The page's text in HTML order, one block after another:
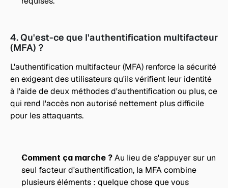
4. Qu'est-ce que l'authentification multifacteur
(MFA) ?
L'authentification multifacteur (MFA) renforce la sécurité
en exigeant des utilisateurs qu'ils vérifient leur identité
à l'aide de deux méthodes d'authentification ou plus, ce
qui rend l'accès non autorisé nettement plus difficile
pour les attaquants.
Comment ça marche ? Au lieu de s'appuyer sur un
seul facteur d'authentification, la MFA combine
plusieurs éléments : quelque chose que vous